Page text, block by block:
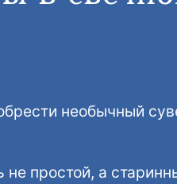
необычный
простой, а